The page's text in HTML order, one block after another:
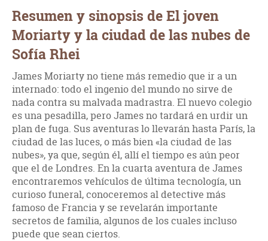
Resumen y sinopsis de El joven
Moriarty y la ciudad de las nubes de
Sofía Rhei
James Moriarty no tiene más remedio que ir a un
internado: todo el ingenio del mundo no sirve de
nada contra su malvada madrastra. El nuevo colegio
es una pesadilla, pero James no tardará en urdir un
plan de fuga. Sus aventuras lo llevarán hasta París, la
ciudad de las luces, o más bien «la ciudad de las
nubes», ya que, según él, allí el tiempo es aún peor
que el de Londres. En la cuarta aventura de James
encontraremos vehículos de última tecnología, un
curioso funeral, conoceremos al detective más
famoso de Francia y se revelarán importante
secretos de familia, algunos de los cuales incluso
puede que sean ciertos.